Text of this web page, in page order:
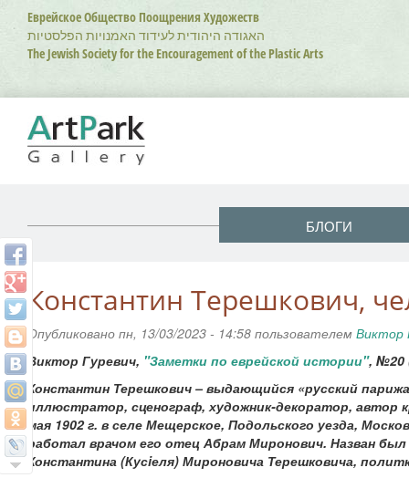
Перейти
основному
содержанию
Еврейское Общество Поощрения Художеств
האגודה היהודית לעידוד האמנויות הפלסטיות
The Jewish Society for the Encouragement of the Plastic Arts
БЛОГИ
Константин Терешкович,
Опубликовано пн, 13/03/2023 - 14:58 пользователем Виктор
Виктор Гуревич, "Заметки по еврейской истории", №20
Константин Терешкович – выдающийся «русский
иллюстратор, сценограф, художник-декоратор, автор
мая 1902 г. в селе Мещерское, Подольского уезда,
работал врачом его отец Абрам Миронович. Назван
Константина (Кусiеля) Мироновича Терешковича,